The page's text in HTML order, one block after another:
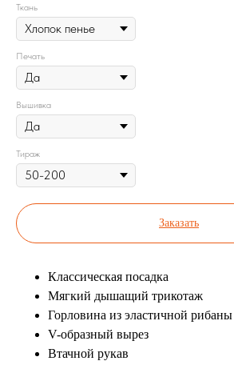
Ткань
Печать
Вышивка
Тираж
Заказать
Классическая посадка
Мягкий дышащий трикотаж
Горловина из эластичной рибаны
V-образный вырез
Втачной рукав